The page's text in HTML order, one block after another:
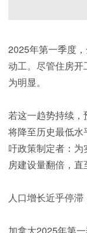
2025年第一季度
动工。尽管住房
为明显。
若这一趋势持续
将降至历史最低
吁政策制定者：
房建设量翻倍，直
人口增长近乎停